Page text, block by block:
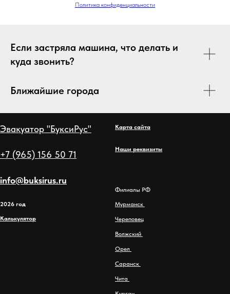
Политика конфиденциальности
Если застряла машина, что делать и
куда звонить?
Ближайшие города
Эвакуатор "БуксиРус"
+7 (965) 156 50 71
info@buksirus.ru
2026 год
Калькулятор
Карта сайта
Наши реквизиты
Филиалы РФ
Мурманск
Череповец
Волжский
Орел
Саранск
Чита